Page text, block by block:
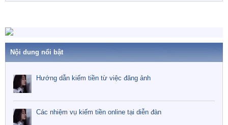
Nội dung nổi bật
Hướng dẫn kiếm tiền từ việc đăng ảnh
Các nhiệm vụ kiếm tiền online tại diễn đàn